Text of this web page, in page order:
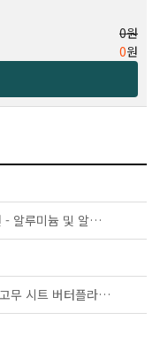
0원
0원
KS D 6711(2017 확인) 인증표준콜렉션 - 알루미늄 및 알루미늄 합금의 도장판 및 띠
KS B 2822 인증표준콜렉션 - 그루브형 고무 시트 버터플라이 밸브